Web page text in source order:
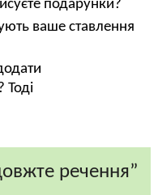
подарунки?
ваше ставлення
Тоді
речення”